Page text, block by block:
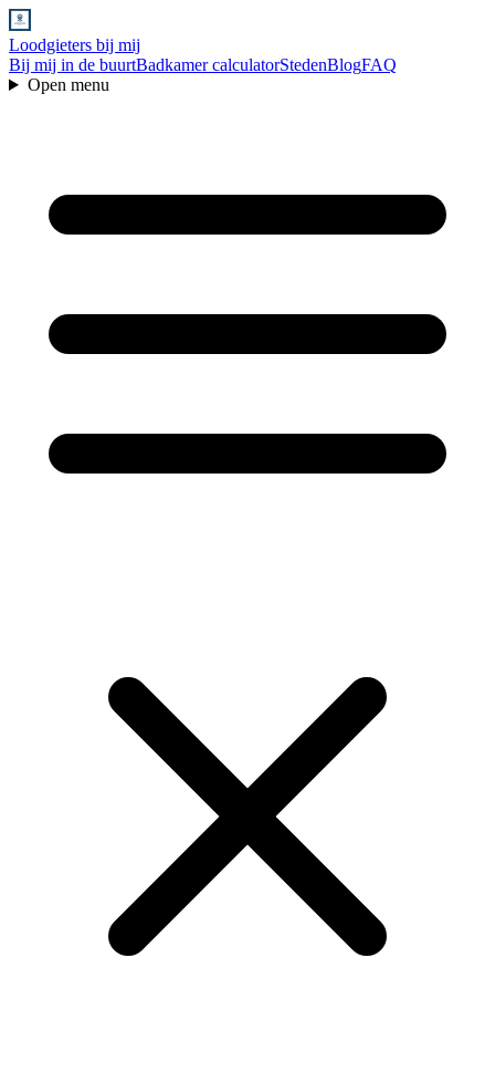
Loodgieters bij mij
Bij mij in de buurtBadkamer calculatorStedenBlogFAQ
Open menu